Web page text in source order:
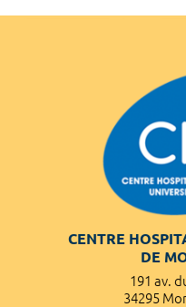
CENTRE
DE
191 av.
34295